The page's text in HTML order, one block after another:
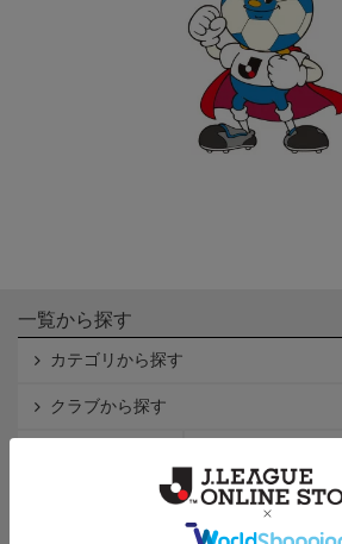
一覧から探す
カテゴリから探す
クラブから探す
インフォメーション